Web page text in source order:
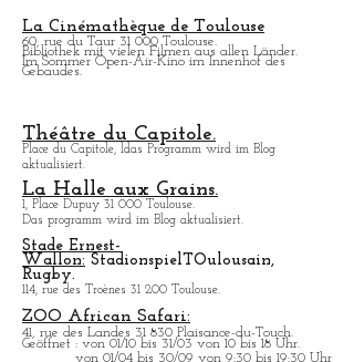
Toulouse-Stadion.
1 Alle. Gabriel Biénès 31.000 Toulouse.
Gebaudes.
Théâtre du Capitole.
Place du Capitole, ldas Programm wird im Blog
aktualisiert.
La Halle aux Grains.
1, Place Dupuy 31 000 Toulouse.
Das programm wird im Blog aktualisiert.
Wallon:StadionspielT
Rugby.
114, rue des Troènes 31 200 Toulouse.